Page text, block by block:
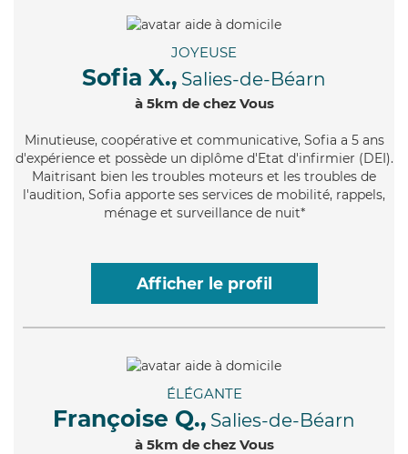
JOYEUSE
Sofia X., Salies-de-Béarn
à 5km de chez Vous
Minutieuse, coopérative et communicative, Sofia a 5 ans
d'expérience et possède un diplôme d'Etat d'infirmier (DEI).
Maitrisant bien les troubles moteurs et les troubles de
l'audition, Sofia apporte ses services de mobilité, rappels,
ménage et surveillance de nuit*
Afficher le profil
ÉLÉGANTE
Françoise Q., Salies-de-Béarn
à 5km de chez Vous